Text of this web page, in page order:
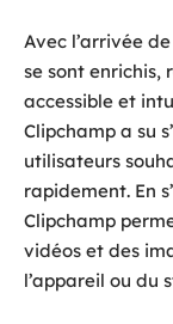
Avec l’arrivée de
se sont enrichis,
accessible et
Clipchamp a su
utilisateurs
rapidement. En
Clipchamp
vidéos et des
l’appareil ou du